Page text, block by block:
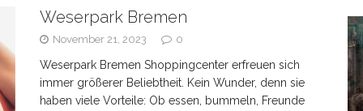
Banken verschweigen –
bei Tagesgeldangeboten richtig deuten
Weserpark Bremen
November 21, 2023 0
Weserpark Bremen Shoppingcenter erfreuen sich
immer größerer Beliebtheit. Kein Wunder, denn sie
haben viele Vorteile: Ob essen, bummeln, Freunde